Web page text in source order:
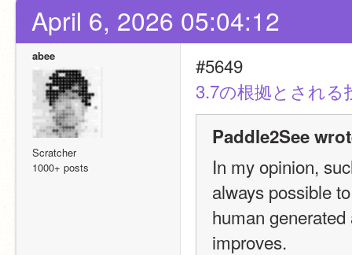
April 6, 2026 05:04:12
abee
Scratcher
1000+ posts
#5649
3.7の根拠とされる
Paddle2See
In my opinion,
always possible
human
improves.